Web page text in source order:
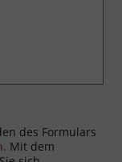
des Formulars
. Mit dem